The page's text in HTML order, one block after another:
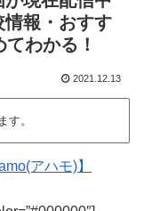
報・おすす
わかる！
2021.12.13
す。
アハモ)】